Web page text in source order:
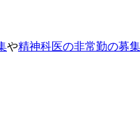
や精神科医の非常勤の募